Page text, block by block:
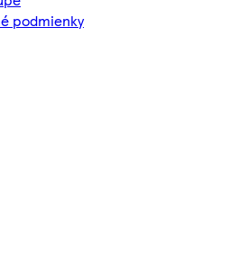
podmienky